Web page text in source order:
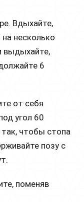
Вдыхайте,
несколько
выдыхайте,
6
от себя
угол 60
так, чтобы стопа
позу с
поменяв